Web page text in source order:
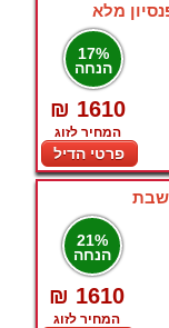
מלא
17%
הנחה
₪ 1610
המחיר לזוג
פרטי הדיל
21%
הנחה
₪ 1610
המחיר לזוג